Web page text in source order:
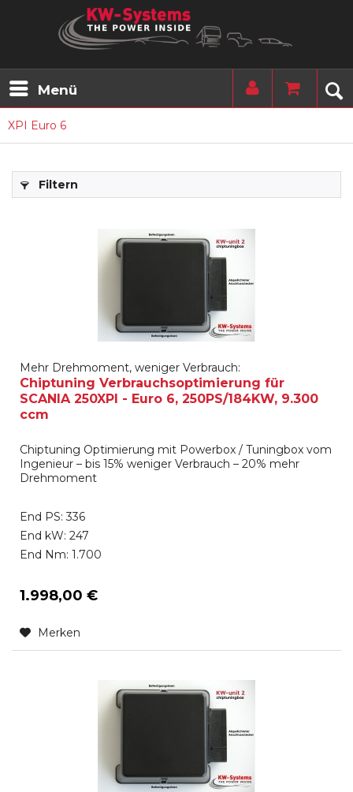
Menü
XPI Euro 6
Filtern
Mehr Drehmoment, weniger Verbrauch:
Chiptuning Verbrauchsoptimierung für
SCANIA 250XPI - Euro 6, 250PS/184KW, 9.300
ccm
Chiptuning Optimierung mit Powerbox / Tuningbox vom
Ingenieur – bis 15% weniger Verbrauch – 20% mehr
Drehmoment
End PS: 336
End kW: 247
End Nm: 1.700
1.998,00 €
Merken